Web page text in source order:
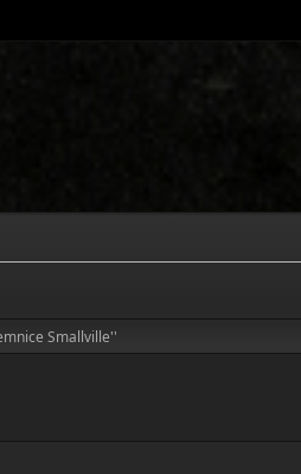
Smallville''